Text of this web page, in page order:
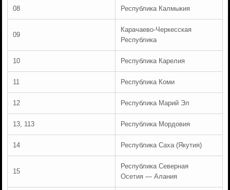
08 Республика Калмыкия
09
Карачаево-Черкесская
Республика
10 Республика Карелия
11 Республика Коми
12 Республика Марий Эл
13, 113 Республика Мордовия
14 Республика Саха (Якутия)
15
Республика Северная
Осетия — Алания